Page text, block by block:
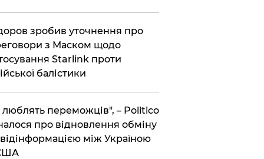
зробив уточнення про
з Маском щодо
Starlink проти
балістики
люблять переможців", – Politico
про відновлення обміну
між Україною